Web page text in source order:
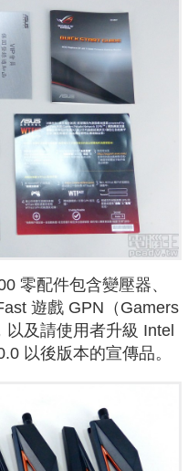
零配件包含變壓器、
遊戲 GPN（Gamers
以及請使用者升級 Intel
以後版本的宣傳品。